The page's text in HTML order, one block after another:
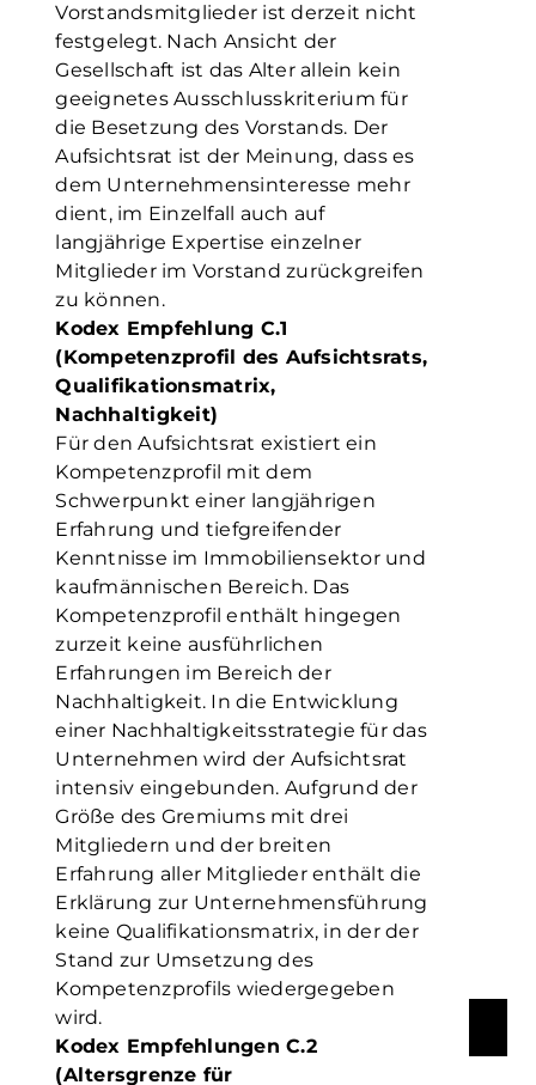
Vorstandsmitglieder ist derzeit nicht
festgelegt. Nach Ansicht der
Gesellschaft ist das Alter allein kein
geeignetes Ausschlusskriterium für
die Besetzung des Vorstands. Der
Aufsichtsrat ist der Meinung, dass es
dem Unternehmensinteresse mehr
dient, im Einzelfall auch auf
langjährige Expertise einzelner
Mitglieder im Vorstand zurückgreifen
zu können.
Kodex Empfehlung C.1
(Kompetenzprofil des Aufsichtsrats,
Qualifikationsmatrix,
Nachhaltigkeit)
Für den Aufsichtsrat existiert ein
Kompetenzprofil mit dem
Schwerpunkt einer langjährigen
Erfahrung und tiefgreifender
Kenntnisse im Immobiliensektor und
kaufmännischen Bereich. Das
Kompetenzprofil enthält hingegen
zurzeit keine ausführlichen
Erfahrungen im Bereich der
Nachhaltigkeit. In die Entwicklung
einer Nachhaltigkeitsstrategie für das
Unternehmen wird der Aufsichtsrat
intensiv eingebunden. Aufgrund der
Größe des Gremiums mit drei
Mitgliedern und der breiten
Erfahrung aller Mitglieder enthält die
Erklärung zur Unternehmensführung
keine Qualifikationsmatrix, in der der
Stand zur Umsetzung des
Kompetenzprofils wiedergegeben
wird.
Kodex Empfehlungen C.2
(Altersgrenze für